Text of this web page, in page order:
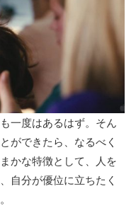
一度はあるはず。そん
ができたら、なるべく
かな特徴として、人を
自分が優位に立ちたく